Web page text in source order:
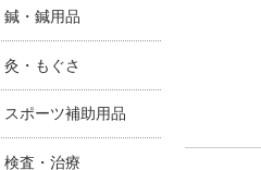
鍼・鍼用品
灸・もぐさ
スポーツ補助用品
検査・治療